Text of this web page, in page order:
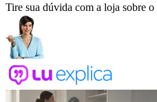
Tire sua dúvida com a loja sobre